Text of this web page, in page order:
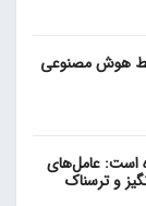
هوش مصنوعی
است: عامل‌های
و ترسناک